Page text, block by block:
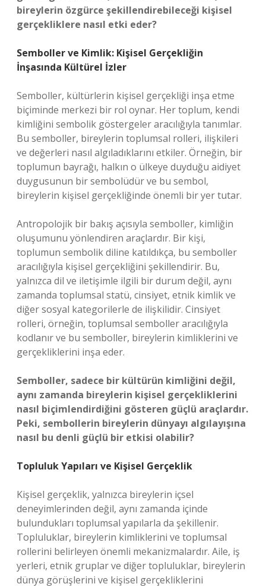
bireylerin özgürce şekillendirebileceği kişisel
gerçekliklere nasıl etki eder?
Semboller ve Kimlik: Kişisel Gerçekliğin
İnşasında Kültürel İzler
Semboller, kültürlerin kişisel gerçekliği inşa etme
biçiminde merkezi bir rol oynar. Her toplum, kendi
kimliğini sembolik göstergeler aracılığıyla tanımlar.
Bu semboller, bireylerin toplumsal rolleri, ilişkileri
ve değerleri nasıl algıladıklarını etkiler. Örneğin, bir
toplumun bayrağı, halkın o ülkeye duyduğu aidiyet
duygusunun bir sembolüdür ve bu sembol,
bireylerin kişisel gerçekliğinde önemli bir yer tutar.
Antropolojik bir bakış açısıyla semboller, kimliğin
oluşumunu yönlendiren araçlardır. Bir kişi,
toplumun sembolik diline katıldıkça, bu semboller
aracılığıyla kişisel gerçekliğini şekillendirir. Bu,
yalnızca dil ve iletişimle ilgili bir durum değil, aynı
zamanda toplumsal statü, cinsiyet, etnik kimlik ve
diğer sosyal kategorilerle de ilişkilidir. Cinsiyet
rolleri, örneğin, toplumsal semboller aracılığıyla
kodlanır ve bu semboller, bireylerin kimliklerini ve
gerçekliklerini inşa eder.
Semboller, sadece bir kültürün kimliğini değil,
aynı zamanda bireylerin kişisel gerçekliklerini
nasıl biçimlendirdiğini gösteren güçlü araçlardır.
Peki, sembollerin bireylerin dünyayı algılayışına
nasıl bu denli güçlü bir etkisi olabilir?
Topluluk Yapıları ve Kişisel Gerçeklik
Kişisel gerçeklik, yalnızca bireylerin içsel
deneyimlerinden değil, aynı zamanda içinde
bulundukları toplumsal yapılarla da şekillenir.
Topluluklar, bireylerin kimliklerini ve toplumsal
rollerini belirleyen önemli mekanizmalardır. Aile, iş
yerleri, etnik gruplar ve diğer topluluklar, bireylerin
dünya görüşlerini ve kişisel gerçekliklerini